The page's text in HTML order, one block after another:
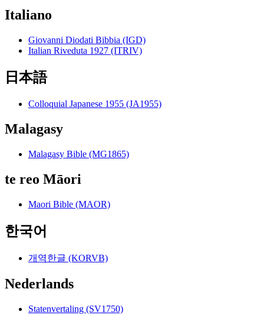
Italiano
Giovanni Diodati Bibbia (IGD)
Italian Riveduta 1927 (ITRIV)
日本語
Colloquial Japanese 1955 (JA1955)
Malagasy
Malagasy Bible (MG1865)
te reo Māori
Maori Bible (MAOR)
한국어
개역한글 (KORVB)
Nederlands
Statenvertaling (SV1750)